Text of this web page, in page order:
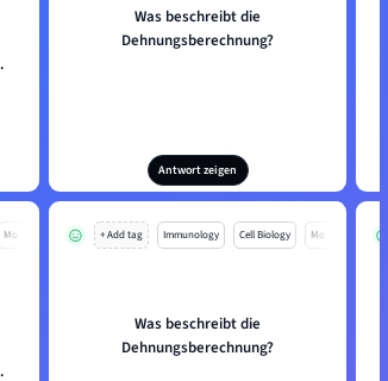
Was beschreibt die
Dehnungsberechnung?
Antwort zeigen
Mo + Add tag Immunology Cell Biology Mo
Was beschreibt die
Dehnungsberechnung?